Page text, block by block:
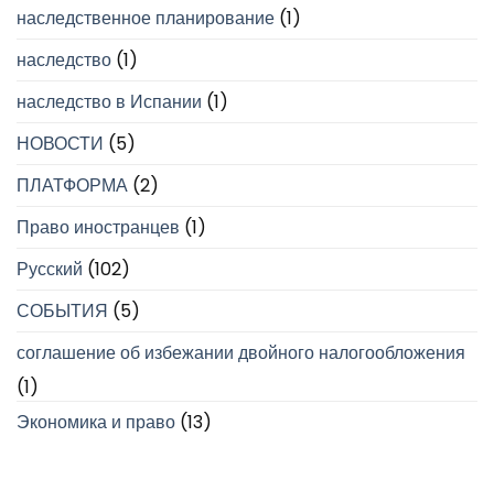
наследственное планирование (1)
наследство (1)
наследство в Испании (1)
НОВОСТИ (5)
ПЛАТФОРМА (2)
Право иностранцев (1)
Русский (102)
СОБЫТИЯ (5)
соглашение об избежании двойного налогообложения
(1)
Экономика и право (13)